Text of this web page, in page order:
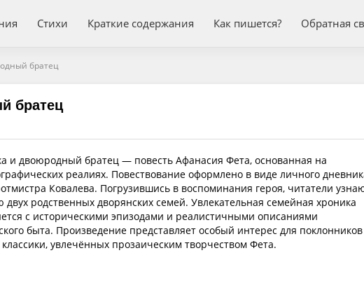
Стихи Краткие содержания Как пишется? Обратная
братец
братец
и двоюродный братец — повесть Афанасия Фета, основанная на
реалиях. Повествование оформлено в виде личного
Ковалева. Погрузившись в воспоминания героя, читатели
двух родственных дворянских семей. Увлекательная семейная хроника
с историческими эпизодами и реалистичными описаниями
быта. Произведение представляет особый интерес для поклонников
классики, увлечённых прозаическим творчеством Фета.